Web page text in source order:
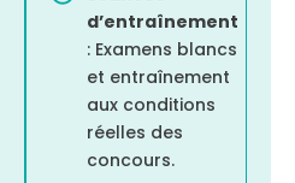
d’entraînement
: Examens blancs
et entraînement
aux conditions
réelles des
concours.